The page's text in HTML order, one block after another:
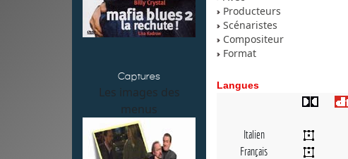
Captures
Les images des
menus
Producteurs
Scénaristes
Compositeur
Format
Langues
Italien
Français